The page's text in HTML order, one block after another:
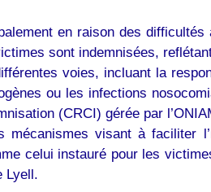
en raison des
sont indemnisées,
voies, incluant la
ou les infections
(CRCI) gérée par
visant à faciliter
celui instauré pour les
Lyell.